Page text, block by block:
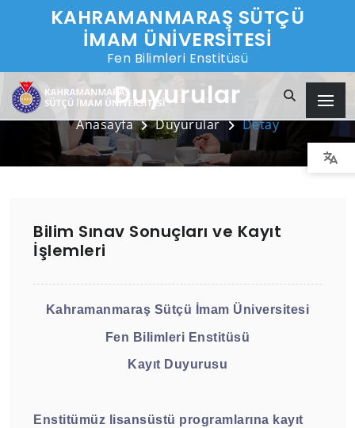
KAHRAMANMARAŞ SÜTÇÜ
İMAM ÜNİVERSİTESİ
Fen Bilimleri Enstitüsü
Duyurular
Anasayfa Duyurular Detay
Bilim Sınav Sonuçları ve Kayıt
İşlemleri
Kahramanmaraş Sütçü İmam Üniversitesi
Fen Bilimleri Enstitüsü
Kayıt Duyurusu
Enstitümüz lisansüstü programlarına kayıt